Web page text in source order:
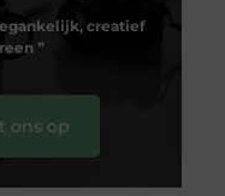
creatief
❞
ons op